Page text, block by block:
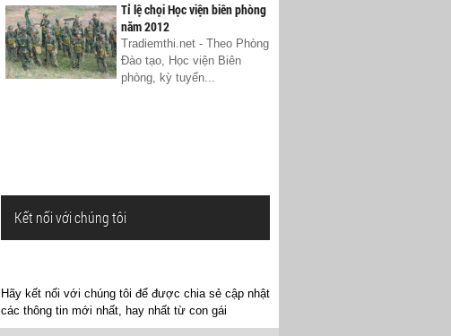
Tỉ lệ chọi Học viện biên phòng
năm 2012
Tradiemthi.net - Theo Phòng
Đào tạo, Học viện Biên
phòng, kỳ tuyển...
Kết nối với chúng tôi
Hãy kết nối với chúng tôi để được chia sẻ cập nhật
các thông tin mới nhất, hay nhất từ con gái